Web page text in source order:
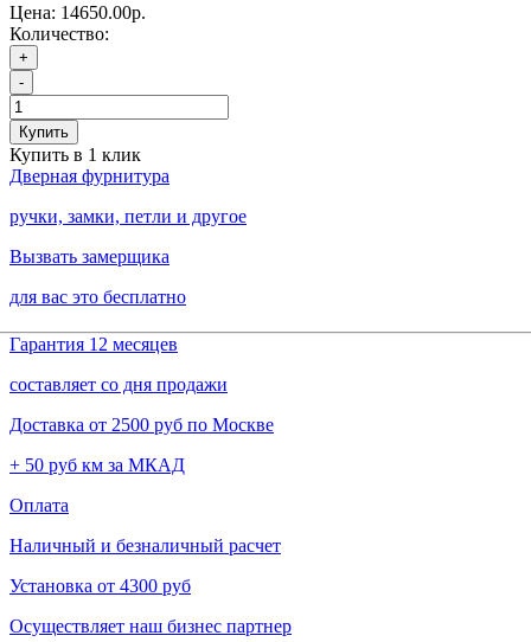
Цена: 14650.00р.
Количество:
+
-
Купить
Купить в 1 клик
Дверная фурнитура
ручки, замки, петли и другое
Вызвать замерщика
для вас это бесплатно
Гарантия 12 месяцев
составляет со дня продажи
Доставка от 2500 руб по Москве
+ 50 руб км за МКАД
Оплата
Наличный и безналичный расчет
Установка от 4300 руб
Осуществляет наш бизнес партнер